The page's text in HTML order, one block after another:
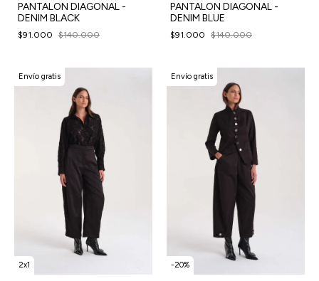
PANTALON DIAGONAL -
DENIM BLACK
$91.000 $140.000
PANTALON DIAGONAL -
DENIM BLUE
$91.000 $140.000
2x1
Envío gratis
-20%
Envío gratis